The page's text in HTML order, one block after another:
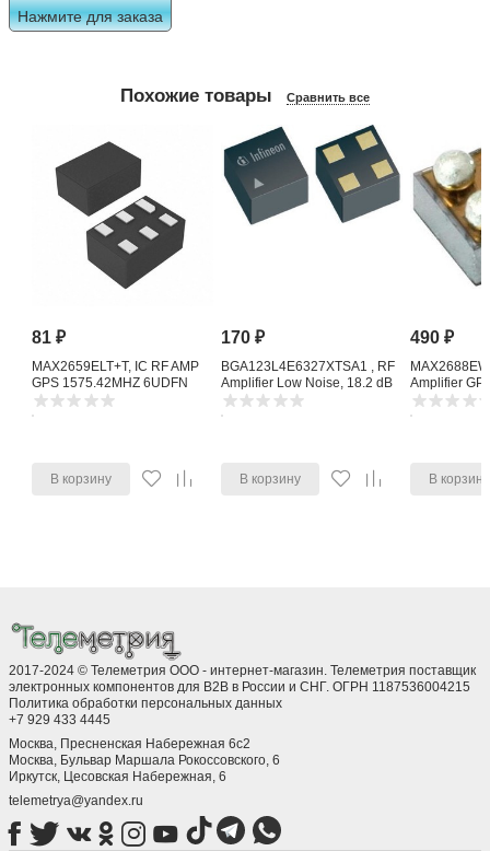
Нажмите для заказа
Похожие товары Сравнить все
81₽
MAX2659ELT+T, IC RF AMP
GPS 1575.42MHZ 6UDFN
В корзину
170₽
BGA123L4E6327XTSA1 , RF
Amplifier Low Noise, 18.2 dB
1615 MHz, 4-Pin TSLP-4-11
В корзину
490₽
Amplifier
Noise
В корзину
2017-2024 © Телеметрия ООО - интернет-магазин. Телеметрия поставщик
электронных компонентов для B2B в России и СНГ. ОГРН 1187536004215
Политика обработки персональных данных
+7 929 433 4445
Москва, Пресненская Набережная 6с2
Москва, ​Бульвар Маршала Рокоссовского, 6
Иркутск, ​Цесовская Набережная, 6
telemetrya@yandex.ru